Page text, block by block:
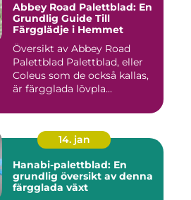
Abbey Road Palettblad: En
Grundlig Guide Till
Färgglädje i Hemmet
Översikt av Abbey Road
Palettblad Palettblad, eller
Coleus som de också kallas,
är färgglada lövpla...
14. jan
Hanabi-palettblad: En
grundlig översikt av denna
färgglada växt